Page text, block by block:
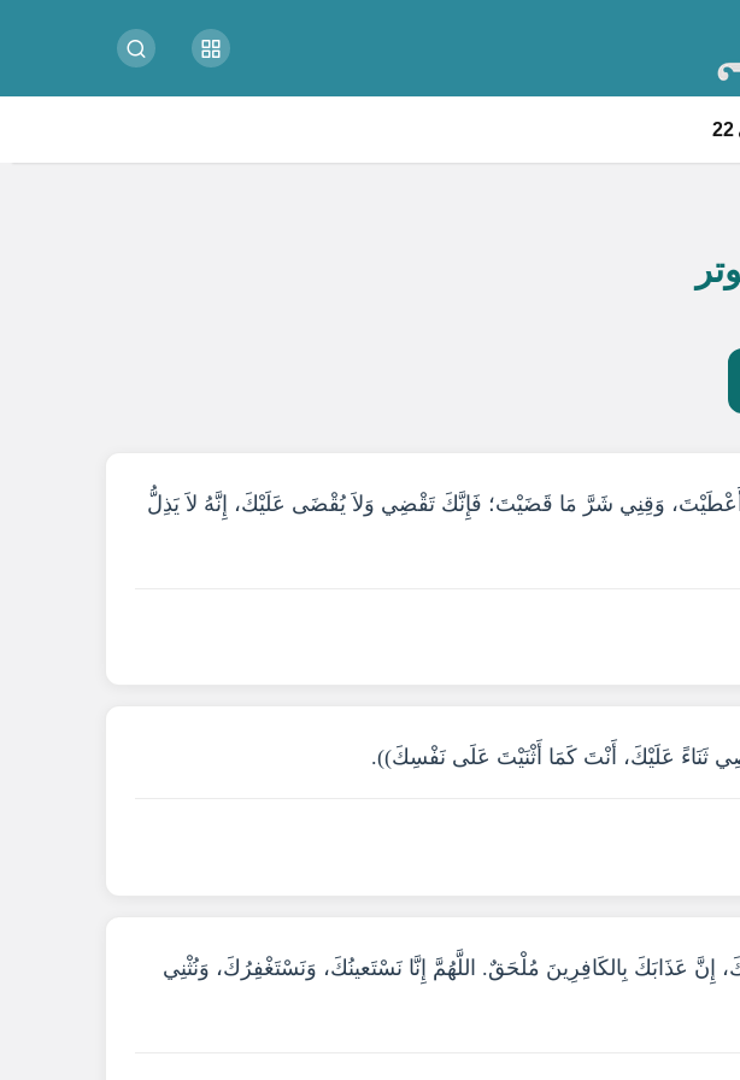
وَقِنِي شَرَّ مَا قَضَيْتَ؛ فَإِنَّكَ تَقْضِي وَلاَ يُقْضَى عَلَيْكَ، إِنَّهُ لاَ يَذِلُّ
ثَنَاءً عَلَيْكَ، أَنْتَ كَمَا أَثْنَيْتَ عَلَى نَفْسِكَ)).
عَذَابَكَ بِالكَافِرِينَ مُلْحَقٌ. اللَّهُمَّ إِنَّا نَسْتَعينُكَ، وَنَسْتَغْفِرُكَ، وَنُثْنِي